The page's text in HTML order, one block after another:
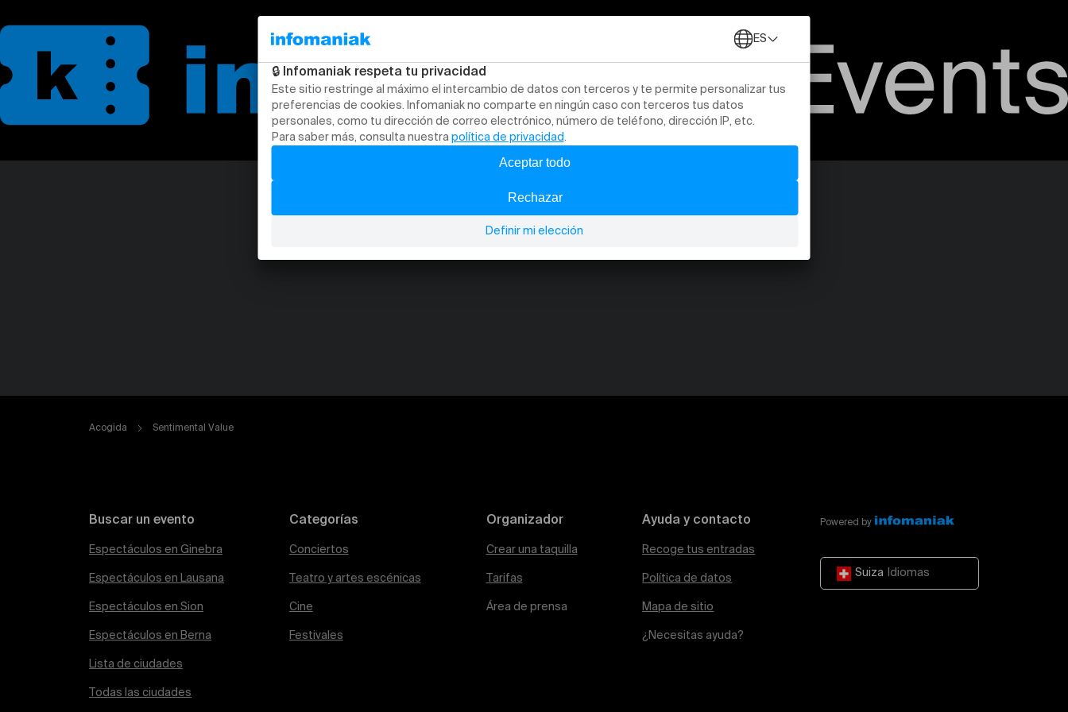
Acogida Sentimental Value
Buscar un evento
Espectáculos en Ginebra
Espectáculos en Lausana
Espectáculos en Sion
Espectáculos en Berna
Lista de ciudades
Todas las ciudades
Categorías
Conciertos
Teatro y artes escénicas
Cine
Festivales
Organizador
Crear una taquilla
Tarifas
Área de prensa
Ayuda y contacto
Recoge tus entradas
Política de datos
Mapa de sitio
¿Necesitas ayuda?
Powered by
Suiza Idiomas